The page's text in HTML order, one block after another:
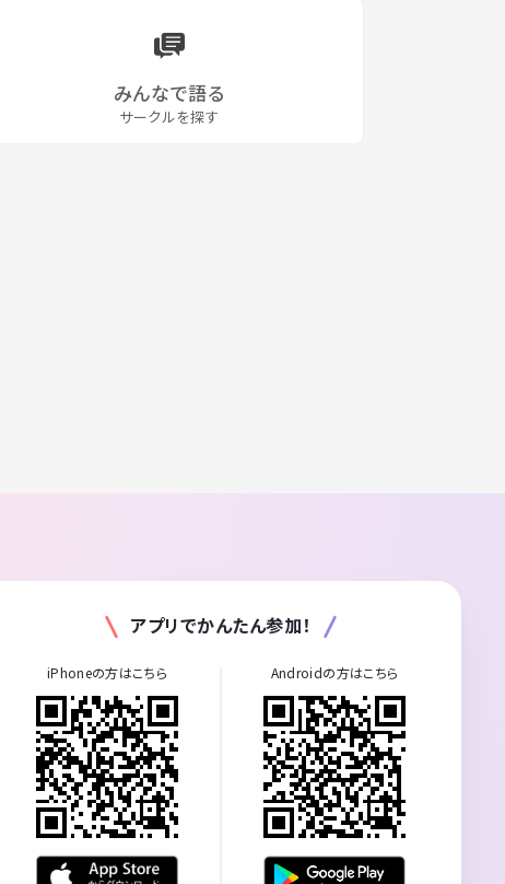
みんなで語る
サークルを探す
アプリでかんたん参加！
iPhoneの方はこちら Androidの方はこちら